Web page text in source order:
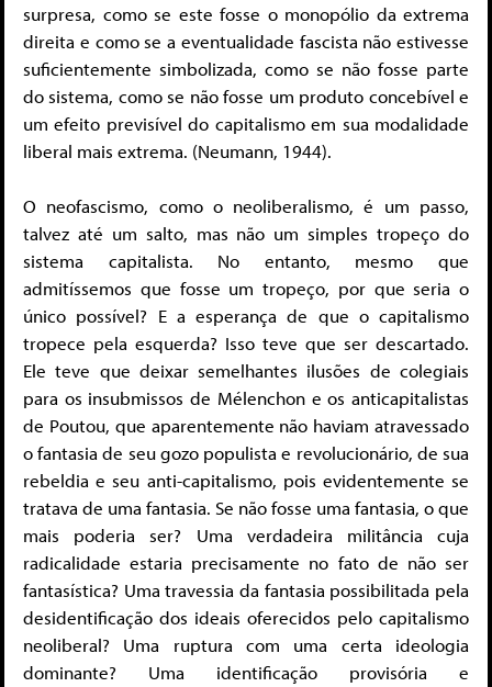
surpresa, como se este fosse o monopólio da extrema
direita e como se a eventualidade fascista não estivesse
suficientemente simbolizada, como se não fosse parte
do sistema, como se não fosse um produto concebível e
um efeito previsível do capitalismo em sua modalidade
liberal mais extrema. (Neumann, 1944).
O neofascismo, como o neoliberalismo, é um passo,
talvez até um salto, mas não um simples tropeço do
sistema capitalista. No entanto, mesmo que
admitíssemos que fosse um tropeço, por que seria o
único possível? E a esperança de que o capitalismo
tropece pela esquerda? Isso teve que ser descartado.
Ele teve que deixar semelhantes ilusões de colegiais
para os insubmissos de Mélenchon e os anticapitalistas
de Poutou, que aparentemente não haviam atravessado
o fantasia de seu gozo populista e revolucionário, de sua
rebeldia e seu anti-capitalismo, pois evidentemente se
tratava de uma fantasia. Se não fosse uma fantasia, o que
mais poderia ser? Uma verdadeira militância cuja
radicalidade estaria precisamente no fato de não ser
fantasística? Uma travessia da fantasia possibilitada pela
desidentificação dos ideais oferecidos pelo capitalismo
neoliberal? Uma ruptura com uma certa ideologia
dominante? Uma identificação provisória e